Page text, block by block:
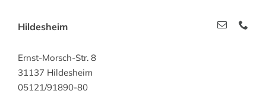
Hildesheim
Ernst-Morsch-Str. 8
31137 Hildesheim
05121/91890-80